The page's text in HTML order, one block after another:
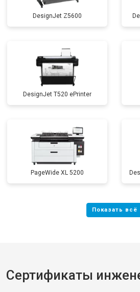
DesignJet Z5600
DesignJet T520 ePrinter
PageWide XL 5200
Сертификаты